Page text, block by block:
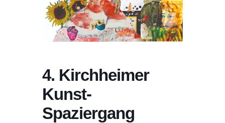
4. Kirchheimer
Kunst-
Spaziergang